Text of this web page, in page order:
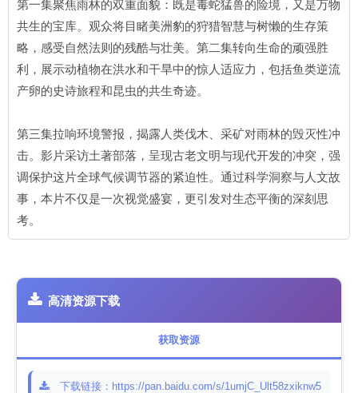
第一集聚焦雨林的双重面貌：既是毒蛇猛兽的险境，又是万物
共生的宝库。观众将目睹美洲豹的狩猎智慧与树懒的生存策
略，感受自然法则的残酷与壮美。第二集转向生命的顽强胜
利，展示动植物在洪水和干旱中的惊人适应力，包括鱼类逆流
产卵的史诗旅程和昆虫的共生奇迹。
第三集拉响环境警报，揭露人类伐木、采矿对雨林的毁灭性冲
击。影片采访土著部落，呈现古老文明与现代开发的冲突，强
调保护这片全球气候调节器的紧迫性。通过科学洞察与人文故
事，本片不仅是一次视觉盛宴，更引发对生态平衡的深刻思
考。
高清资源下载
获取资源
下载链接：https://pan.baidu.com/s/1umjC_Ult58zxiknw5